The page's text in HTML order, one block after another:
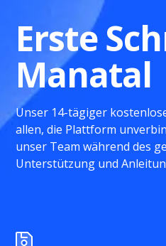
Erste
Manatal
Unser 14-tägiger
allen, die Plattform
unser Team während des
Unterstützung und